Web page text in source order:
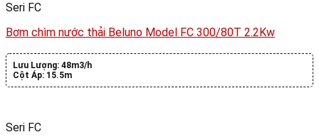
Seri FC
Bơm chìm nước thải Beluno Model FC 300/80T 2.2Kw
Lưu Lượng: 48m3/h
Cột Áp: 15.5m
Seri FC